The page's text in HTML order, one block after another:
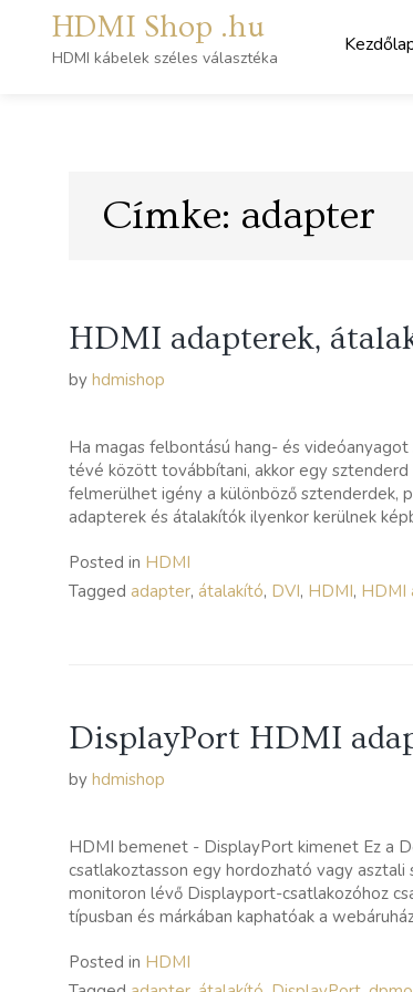
content
HDMI Shop .hu
HDMI kábelek széles választéka
Címke: adapter
HDMI adapterek,
by hdmishop
Ha magas felbontású hang- és
tévé között továbbítani, akkor egy
felmerülhet igény a különböző sztenderdek,
adapterek és átalakítók ilyenkor kerülnek
Posted in HDMI
Tagged adapter, átalakító, DVI, HDMI, HDMI
DisplayPort HDMI
by hdmishop
HDMI bemenet - DisplayPort kimenet Ez a
csatlakoztasson egy hordozható vagy
monitoron lévő Displayport-csatlakozóhoz
típusban és márkában kaphatóak a
Posted in HDMI